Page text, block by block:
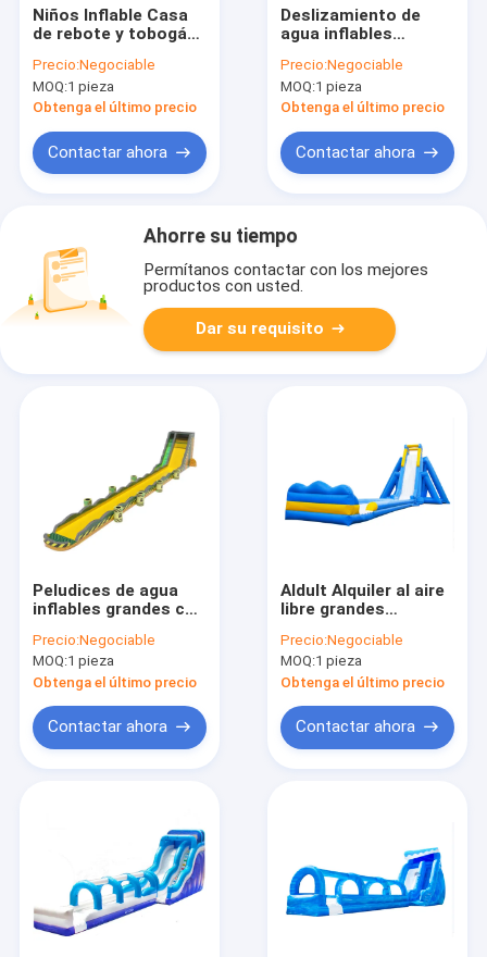
Niños Inflable Casa
de rebote y tobogán
tapón de piscina
Precio:Negociable
MOQ:1 pieza
Obtenga el último precio
Contactar ahora
Deslizamiento de
agua inflables
patio al aire libre
Precio:Negociable
MOQ:1 pieza
Obtenga el último precio
Contactar ahora
Ahorre su tiempo
Permítanos contactar con los mejores
productos con usted.
Dar su requisito
Peludices de agua
inflables grandes con
Precio:Negociable
MOQ:1 pieza
Obtenga el último precio
Contactar ahora
Aldult Alquiler al aire
libre grandes
inflables con piscina
Precio:Negociable
MOQ:1 pieza
Obtenga el último precio
Contactar ahora